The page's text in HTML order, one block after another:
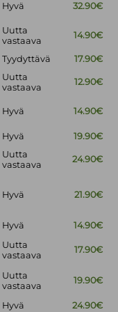
Hyvä 32.90€
Uutta
vastaava
14.90€
Tyydyttävä 17.90€
Uutta
vastaava
12.90€
Hyvä 14.90€
Hyvä 19.90€
Uutta
vastaava
24.90€
Hyvä 21.90€
Hyvä
14.90€
Uutta
vastaava
17.90€
Uutta
vastaava
19.90€
Hyvä 24.90€